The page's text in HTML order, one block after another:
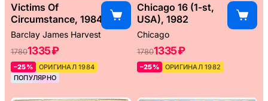
Victims Of
Circumstance, 1984
Barclay James Harvest
17801335 ₽
–25%
ОРИГИНАЛ 1984
ПОПУЛЯРНО
Chicago 16 (1-st,
USA), 1982
Chicago
17801335 ₽
–25% ОРИГИНАЛ 1982